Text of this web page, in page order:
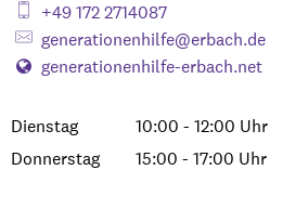
+49 172 2714087
generationenhilfe@erbach.de
generationenhilfe-erbach.net
Dienstag 10:00 - 12:00 Uhr
Von 10:00 bis 12:00 Uhr
Donnerstag 15:00 - 17:00 Uhr